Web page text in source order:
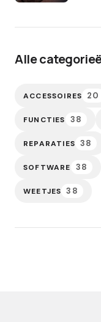
Alle
ACCESSOIRES 20
FUNCTIES 38
REPARATIES 38
SOFTWARE 38
WEETJES 38